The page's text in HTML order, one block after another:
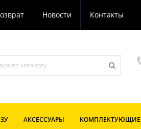
Новости Контакты
АКСЕССУАРЫ КОМПЛЕКТУЮЩИЕ